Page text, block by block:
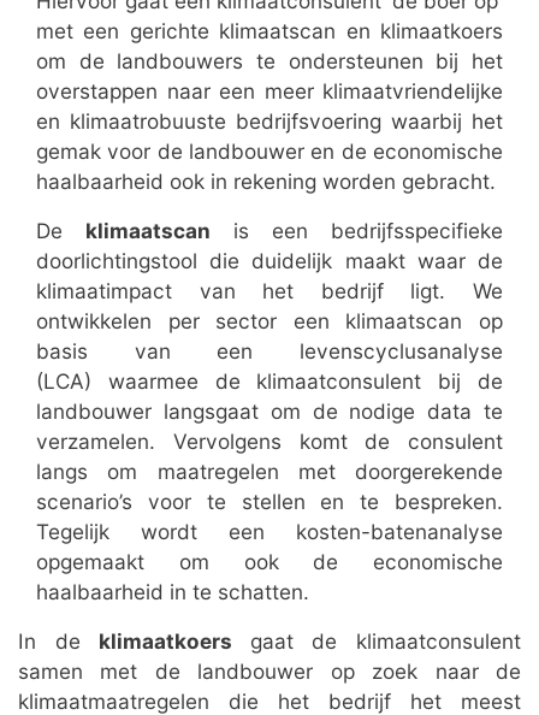
met een gerichte klimaatscan en klimaatkoers
om de landbouwers te ondersteunen bij het
overstappen naar een meer klimaatvriendelijke
en klimaatrobuuste bedrijfsvoering waarbij het
gemak voor de landbouwer en de economische
haalbaarheid ook in rekening worden gebracht.
De klimaatscan is een bedrijfsspecifieke
doorlichtingstool die duidelijk maakt waar de
klimaatimpact van het bedrijf ligt. We
ontwikkelen per sector een klimaatscan op
basis van een levenscyclusanalyse
(LCA) waarmee de klimaatconsulent bij de
landbouwer langsgaat om de nodige data te
verzamelen. Vervolgens komt de consulent
langs om maatregelen met doorgerekende
scenario’s voor te stellen en te bespreken.
Tegelijk wordt een kosten-batenanalyse
opgemaakt om ook de economische
haalbaarheid in te schatten.
In de klimaatkoers gaat de klimaatconsulent
samen met de landbouwer op zoek naar de
klimaatmaatregelen die het bedrijf het meest